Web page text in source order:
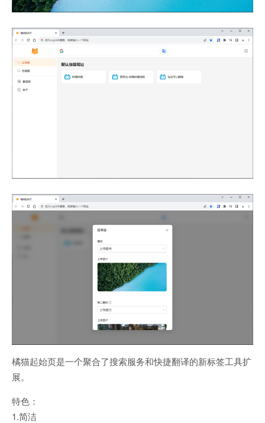
橘猫起始页是一个聚合了搜索服务和快捷翻译的新标签工具扩
展。
特色：
1.简洁